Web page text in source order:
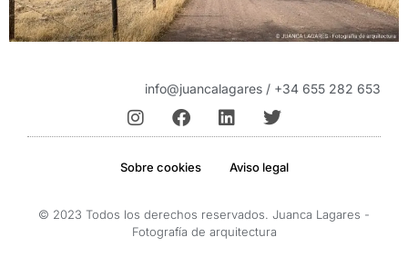
info@juancalagares / +34 655 282 653
Sobre cookies Aviso legal
© 2023 Todos los derechos reservados. Juanca Lagares -
Fotografía de arquitectura